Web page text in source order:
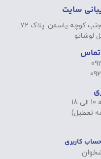
سایت
خیابان حافظ. خیابان نوفل لوشاتو. جنب کوچه یاسمن. پلاک 72.
لوشاتو
تعطیل)
کاربری